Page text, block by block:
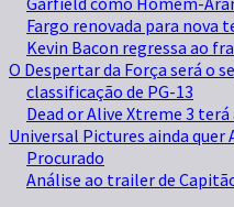
Fargo renovada para nova
Kevin Bacon regressa ao
O Despertar da Força será o
classificação de PG-13
Dead or Alive Xtreme 3
Universal Pictures ainda quer
Procurado
Análise ao trailer de